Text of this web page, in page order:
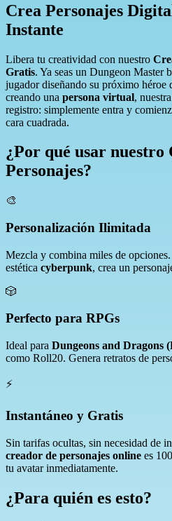
Crea Personajes
Instante
Libera tu creatividad con nuestro
Gratis. Ya seas un Dungeon Master
jugador diseñando su próximo héroe
creando una persona virtual,
registro: simplemente entra y
cara cuadrada.
¿Por qué usar nuestro
Personajes?
🎨
Personalización Ilimitada
Mezcla y combina miles de
estética cyberpunk, crea un
🎲
Perfecto para RPGs
Ideal para Dungeons and Dragons
como Roll20. Genera retratos de
⚡
Instantáneo y Gratis
Sin tarifas ocultas, sin necesidad de
creador de personajes online es
tu avatar inmediatamente.
¿Para quién es esto?